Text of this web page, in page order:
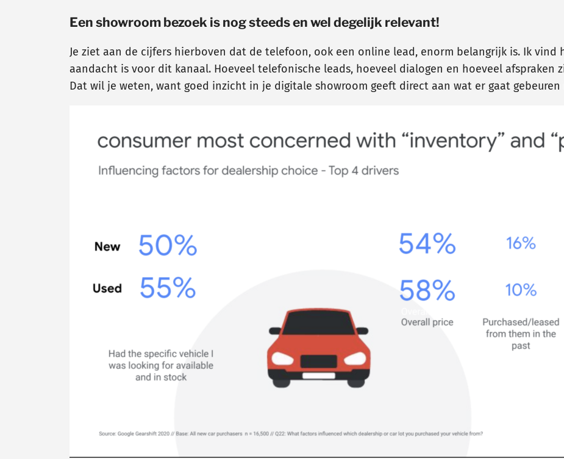
Een showroom bezoek is nog steeds en wel degelijk relevant!
Je ziet aan de cijfers hierboven dat de telefoon, ook een online lead, enorm belangrijk is. Ik
aandacht is voor dit kanaal. Hoeveel telefonische leads, hoeveel dialogen en hoeveel afspraken
Dat wil je weten, want goed inzicht in je digitale showroom geeft direct aan wat er gaat gebeuren